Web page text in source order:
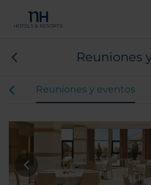
Reuniones
Reuniones y eventos